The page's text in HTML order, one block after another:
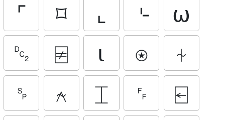
⌜
⌑ ⌞ ⌎
⍵
␒
⍯ ⍳ ⍟
⍭
␠
⍲ ⌶ ␌
⍇